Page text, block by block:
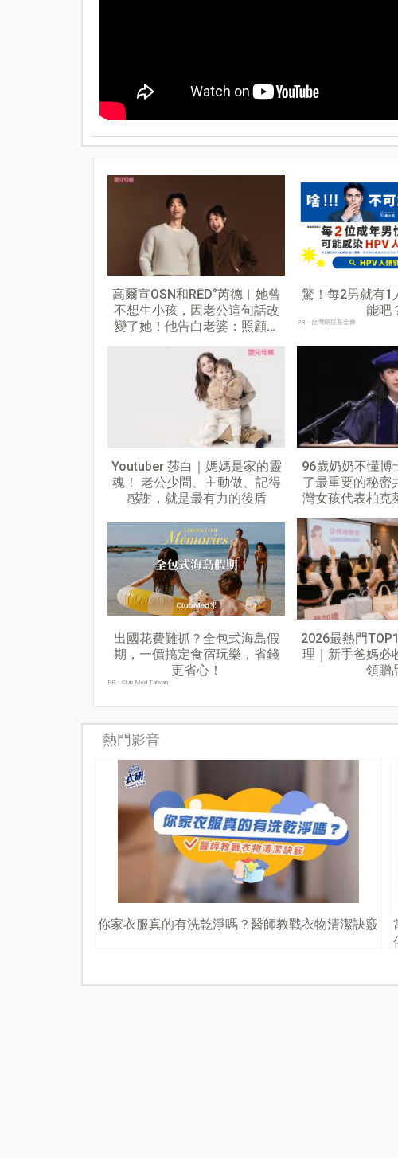
高爾宣OSN和RĒD°芮德︱她曾
不想生小孩，因老公這句話改
變了她！他告白老婆：照顧大
驚！每2男就有1
能吧
PR・台灣癌症基金會
Youtuber 莎白｜媽媽是家的靈
魂！ 老公少問、主動做、記得
感謝，就是最有力的後盾
96歲奶奶不懂博
了最重要的秘密
灣女孩代表柏克
出國花費難抓？全包式海島假
期，一價搞定食宿玩樂，省錢
更省心！
PR・Club Med Taiwan
2026最熱門
理｜新手爸媽必
領贈
熱門影音
你家衣服真的有洗乾淨嗎？醫師教戰衣物清潔訣竅